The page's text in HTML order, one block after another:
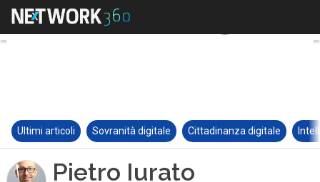
Ultimi articoli Sovranità digitale Cittadinanza digitale
Pietro Iurato